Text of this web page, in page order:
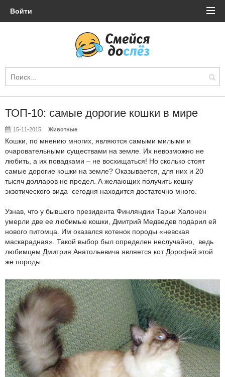
Войти
ТОП-10: самые дорогие кошки в мире
15-11-2015 Животные
Кошки, по мнению многих, являются самыми милыми и
очаровательными существами на земле. Их невозможно не
любить, а их повадками – не восхищаться! Но сколько стоят
самые дорогие кошки на земле? Оказывается, для них и 20
тысяч долларов не предел. А желающих получить кошку
экзотического вида сегодня находится достаточно много.
Узнав, что у бывшего президента Финляндии Тарьи Халонен
умерли две ее любимые кошки, Дмитрий Медведев подарил ей
нового питомца. Им оказался котенок породы «невская
маскарадная». Такой выбор был определен неслучайно, ведь
любимцем Дмитрия Анатольевича является кот Дорофей этой
же породы.